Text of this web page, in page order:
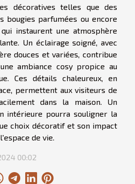
décoratives telles que des
bougies parfumées ou encore
instaurent une atmosphère
Un éclairage soigné, avec
douces et variées, contribue
ambiance cosy propice au
Ces détails chaleureux, en
permettent aux visiteurs de
dans la maison. Un
intérieure pourra souligner la
choix décoratif et son impact
de vie.
00:02